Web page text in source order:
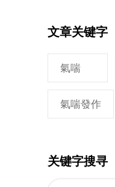
文章关键字
氣喘
氣喘發作
关键字搜寻